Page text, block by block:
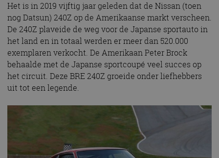
Het is in 2019 vijftig jaar geleden dat de Nissan (toen
nog Datsun) 240Z op de Amerikaanse markt verscheen.
De 240Z plaveide de weg voor de Japanse sportauto in
het land en in totaal werden er meer dan 520.000
exemplaren verkocht. De Amerikaan Peter Brock
behaalde met de Japanse sportcoupé veel succes op
het circuit. Deze BRE 240Z groeide onder liefhebbers
uit tot een legende.